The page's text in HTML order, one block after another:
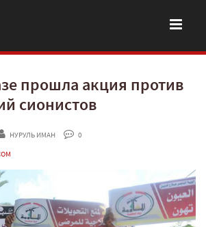
прошла акция против
сионистов
НУРУЛЬ ИМАН
0